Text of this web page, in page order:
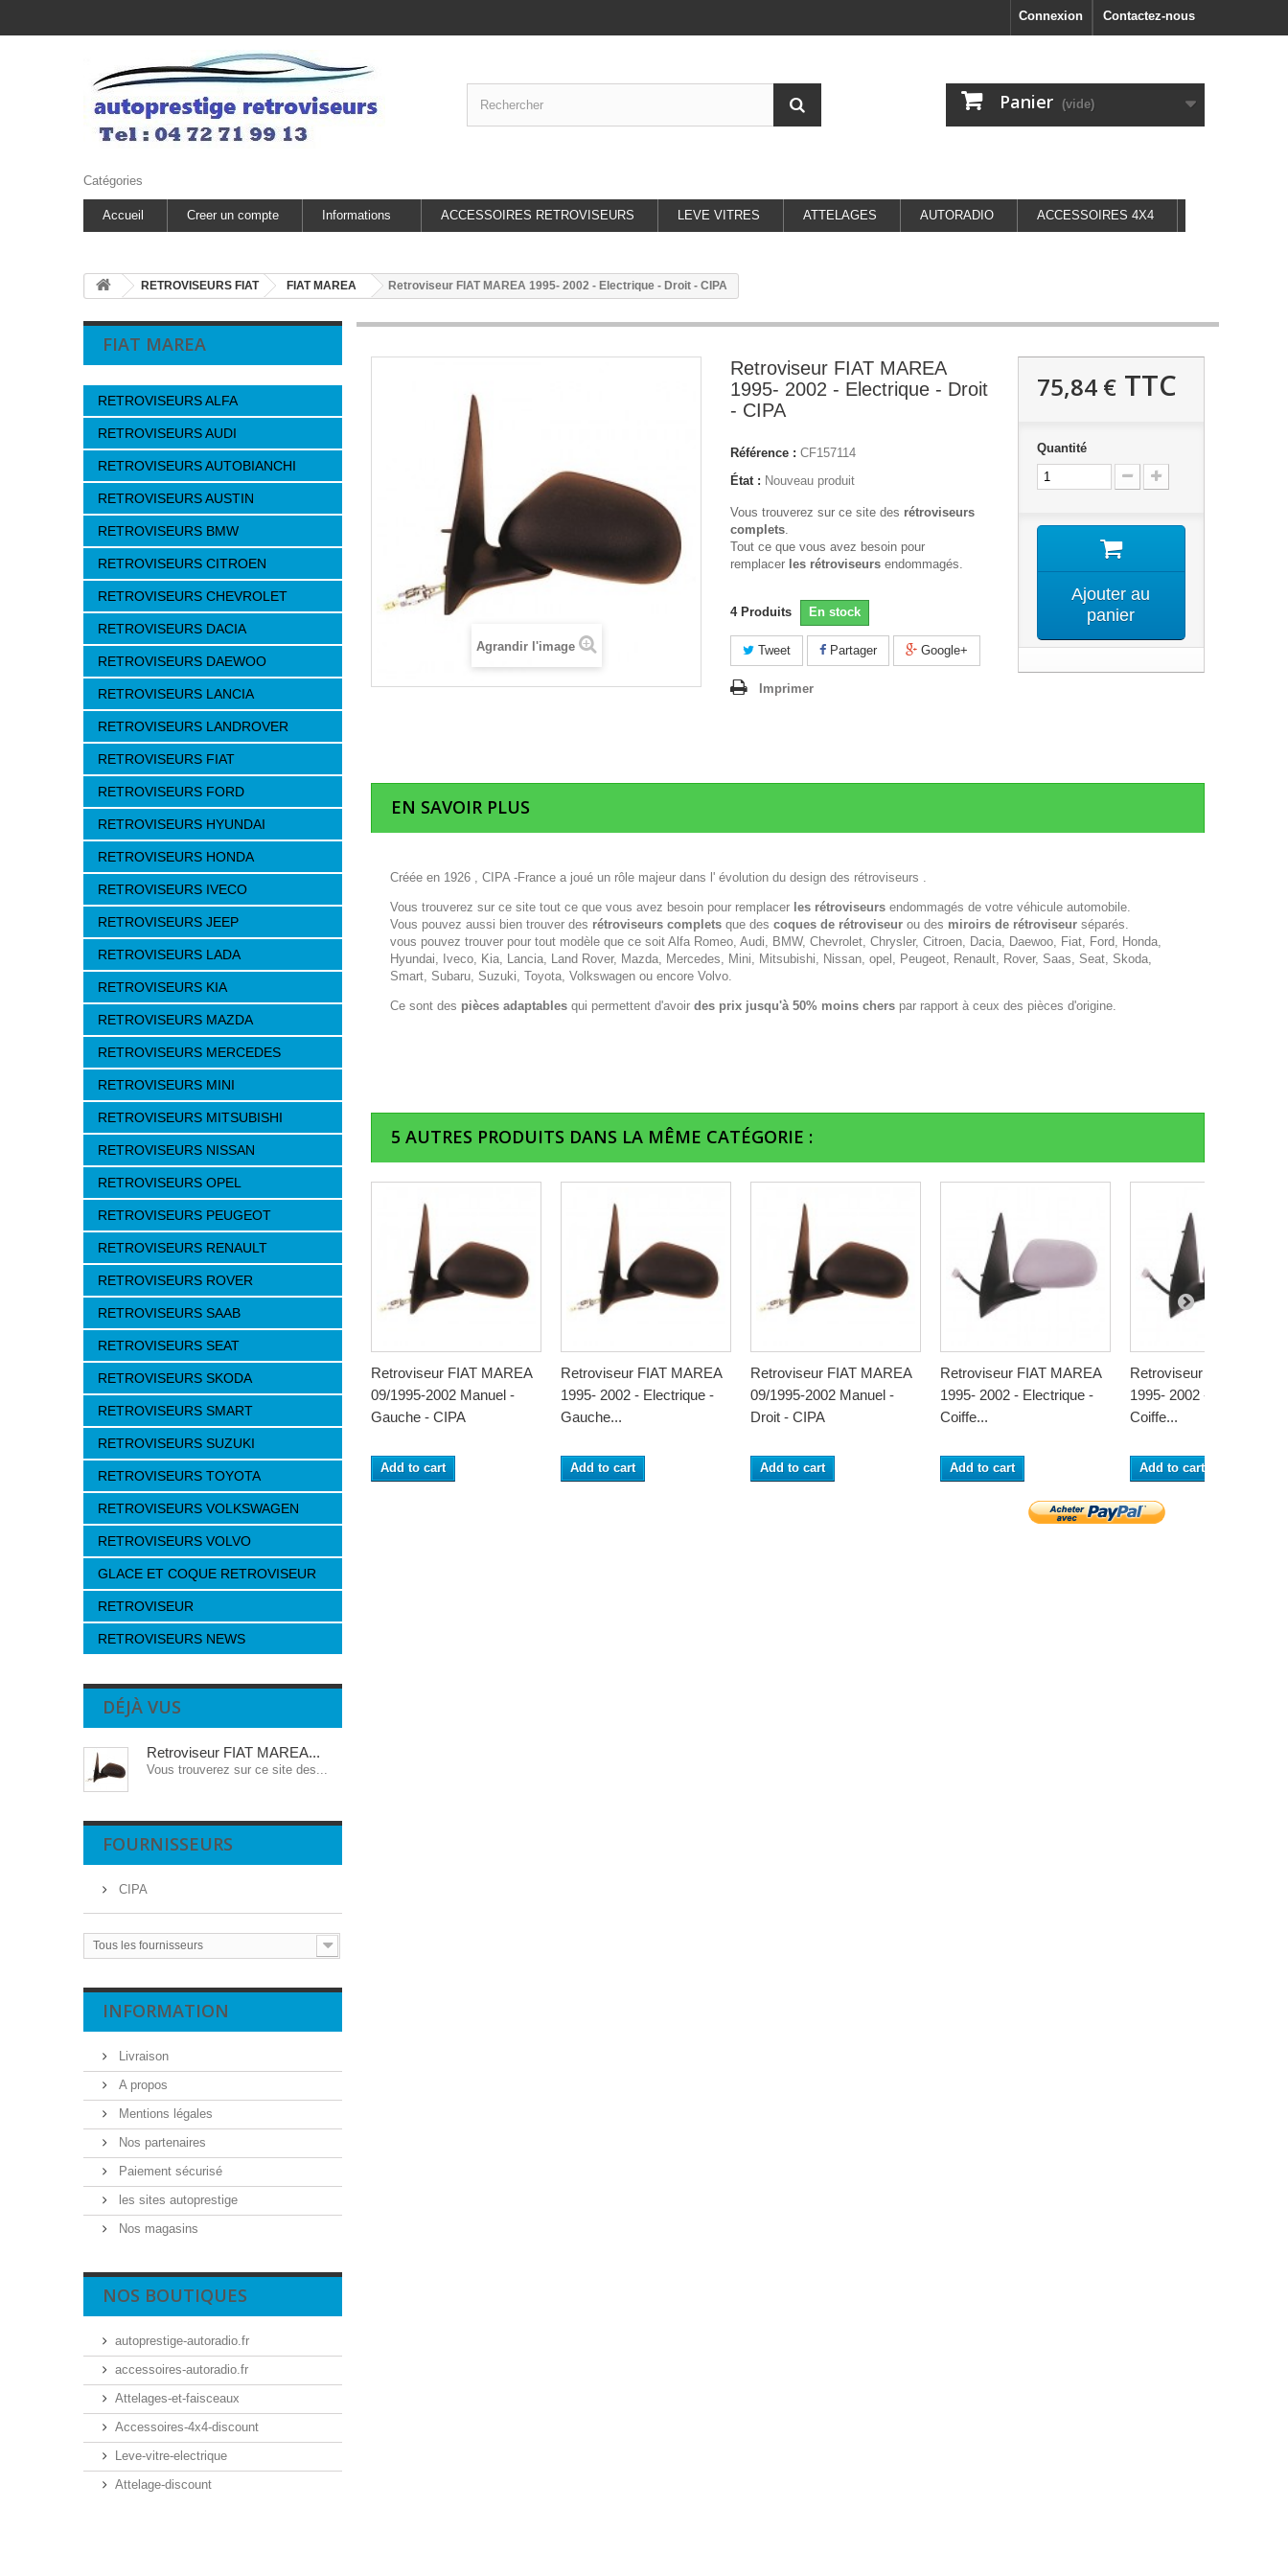
Contactez-nous
Connexion
Panier (vide)
Catégories
Accueil Creer un compte Informations ACCESSOIRES RETROVISEURS LEVE VITRES ATTELAGES AUTORADIO ACCESSOIRES 4X4
RETROVISEURS FIAT FIAT MAREA Retroviseur FIAT MAREA 1995- 2002 - Electrique - Droit - CIPA
FIAT MAREA
RETROVISEURS ALFA
RETROVISEURS AUDI
RETROVISEURS AUTOBIANCHI
RETROVISEURS AUSTIN
RETROVISEURS BMW
RETROVISEURS CITROEN
RETROVISEURS CHEVROLET
RETROVISEURS DACIA
RETROVISEURS DAEWOO
RETROVISEURS LANCIA
RETROVISEURS LANDROVER
RETROVISEURS FIAT
RETROVISEURS FORD
RETROVISEURS HYUNDAI
RETROVISEURS HONDA
RETROVISEURS IVECO
RETROVISEURS JEEP
RETROVISEURS LADA
RETROVISEURS KIA
RETROVISEURS MAZDA
RETROVISEURS MERCEDES
RETROVISEURS MINI
RETROVISEURS MITSUBISHI
RETROVISEURS NISSAN
RETROVISEURS OPEL
RETROVISEURS PEUGEOT
RETROVISEURS RENAULT
RETROVISEURS ROVER
RETROVISEURS SAAB
RETROVISEURS SEAT
RETROVISEURS SKODA
RETROVISEURS SMART
RETROVISEURS SUZUKI
RETROVISEURS TOYOTA
RETROVISEURS VOLKSWAGEN
RETROVISEURS VOLVO
GLACE ET COQUE RETROVISEUR
RETROVISEUR
RETROVISEURS NEWS
DÉJÀ VUS
Retroviseur FIAT MAREA...
Vous trouverez sur ce site des...
FOURNISSEURS
CIPA
Tous les fournisseurs
INFORMATION
Livraison
A propos
Mentions légales
Nos partenaires
Paiement sécurisé
les sites autoprestige
Nos magasins
NOS BOUTIQUES
autoprestige-autoradio.fr
accessoires-autoradio.fr
Attelages-et-faisceaux
Accessoires-4x4-discount
Leve-vitre-electrique
Attelage-discount
Agrandir l'image
Retroviseur FIAT MAREA
1995- 2002 - Electrique - Droit
- CIPA
Référence : CF157114
État : Nouveau produit
Vous trouverez sur ce site des rétroviseurs
complets.
Tout ce que vous avez besoin pour
remplacer les rétroviseurs endommagés.
4 Produits En stock
Tweet Partager Google+
Imprimer
75,84 €TTC
Quantité
Ajouter au
panier
EN SAVOIR PLUS
Créée en 1926 , CIPA -France a joué un rôle majeur dans l' évolution du design des rétroviseurs .
Vous trouverez sur ce site tout ce que vous avez besoin pour remplacer les rétroviseurs endommagés de votre véhicule automobile.
Vous pouvez aussi bien trouver des rétroviseurs complets que des coques de rétroviseur ou des miroirs de rétroviseur séparés.
vous pouvez trouver pour tout modèle que ce soit Alfa Romeo, Audi, BMW, Chevrolet, Chrysler, Citroen, Dacia, Daewoo, Fiat, Ford, Honda,
Hyundai, Iveco, Kia, Lancia, Land Rover, Mazda, Mercedes, Mini, Mitsubishi, Nissan, opel, Peugeot, Renault, Rover, Saas, Seat, Skoda,
Smart, Subaru, Suzuki, Toyota, Volkswagen ou encore Volvo.
Ce sont des pièces adaptables qui permettent d'avoir des prix jusqu'à 50% moins chers par rapport à ceux des pièces d'origine.
5 AUTRES PRODUITS DANS LA MÊME CATÉGORIE :
Retroviseur FIAT MAREA
09/1995-2002 Manuel -
Gauche - CIPA
Add to cart
Retroviseur FIAT MAREA
1995- 2002 - Electrique -
Gauche...
Add to cart
Retroviseur FIAT MAREA
09/1995-2002 Manuel -
Droit - CIPA
Add to cart
Retroviseur FIAT MAREA
1995- 2002 - Electrique -
Coiffe...
Add to cart
Retroviseur FIAT
1995- 2002 - Electrique -
Coiffe...
Add to cart